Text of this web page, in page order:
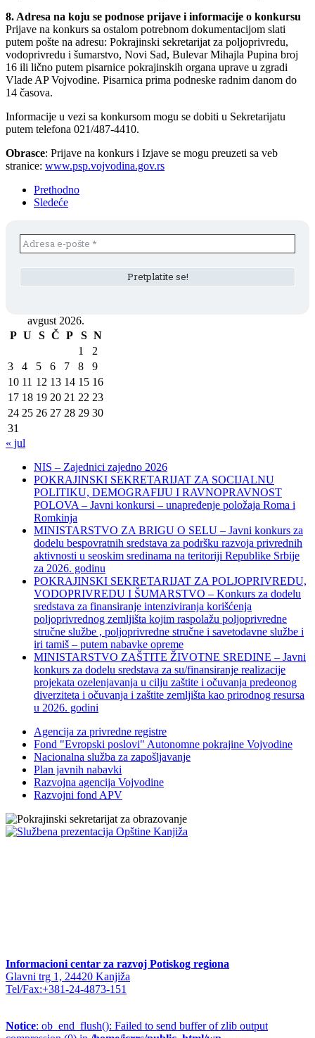
8. Adresa na koju se podnose prijave i informacije o konkursu
Prijave na konkurs sa ostalom potrebnom dokumentacijom slati
putem pošte na adresu: Pokrajinski sekretarijat za poljoprivredu,
vodoprivredu i šumarstvo, Novi Sad, Bulevar Mihajla Pupina broj
16 ili lično putem pisarnice pokrajinskih organa uprave u zgradi
Vlade AP Vojvodine. Pisarnica prima podneske radnim danom do
14 časova.
Informacije u vezi sa konkursom mogu se dobiti u Sekretarijatu
putem telefona 021/487-4410.
Obrasce: Prijave na konkurs i Izjave se mogu preuzeti sa veb
stranice: www.psp.vojvodina.gov.rs
Prethodno
Sledeće
avgust 2026.
P U S Č P S N
1
2
3
4 5 6 7 8
9
10 11 12 13 14 15 16
17 18 19 20 21 22 23
24 25 26 27 28 29 30
31
« jul
NIS – Zajednici zajedno 2026
POKRAJINSKI SEKRETARIJAT ZA SOCIJALNU
POLITIKU, DEMOGRAFIJU I RAVNOPRAVNOST
POLOVA – Javni konkursi – unapređenje položaja Roma i
Romkinja
MINISTARSTVO ZA BRIGU O SELU – Javni konkurs za
dodelu bespovratnih sredstava za podršku razvoja privrednih
aktivnosti u seoskim sredinama na teritoriji Republike Srbije
za 2026. godinu
POKRAJINSKI SEKRETARIJAT ZA POLJOPRIVREDU,
VODOPRIVREDU I ŠUMARSTVO – Konkurs za dodelu
sredstava za finansiranje intenziviranja korišćenja
poljoprivrednog zemljišta kojim raspolažu poljoprivredne
stručne službe , poljoprivredne stručne i savetodavne službe i
iri tamiš ‒ putem nabavke opreme
MINISTARSTVO ZAŠTITE ŽIVOTNE SREDINE – Javni
konkurs za dodelu sredstava za su/finansiranje realizacije
projekata ozelenjavanja u cilju zaštite i očuvanja predeonog
diverziteta i očuvanja i zaštite zemljišta kao prirodnog resursa
u 2026. godini
Agencija za privredne registre
Fond "Evropski poslovi" Autonomne pokrajine Vojvodine
Nacionalna služba za zapošljavanje
Plan javnih nabavki
Razvojna agencija Vojvodine
Razvojni fond APV
Informacioni centar za razvoj Potiskog regiona
Glavni trg 1, 24420 Kanjiža
Tel/Fax:+381-24-4873-151
Notice: ob_end_flush(): Failed to send buffer of zlib output